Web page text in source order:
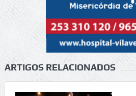
ARTIGOS RELACIONADOS